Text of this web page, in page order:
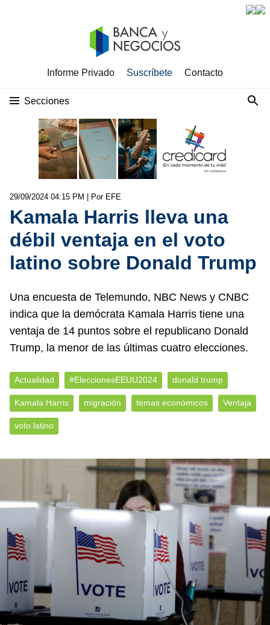
Informe Privado Suscríbete Contacto
Secciones
29/09/2024 04:15 PM | Por EFE
Kamala Harris lleva una
débil ventaja en el voto
latino sobre Donald Trump
Una encuesta de Telemundo, NBC News y CNBC
indica que la demócrata Kamala Harris tiene una
ventaja de 14 puntos sobre el republicano Donald
Trump, la menor de las últimas cuatro elecciones.
Actualidad #EleccionesEEUU2024 donald trump
Kamala Harris migración temas económicos Ventaja
voto latino